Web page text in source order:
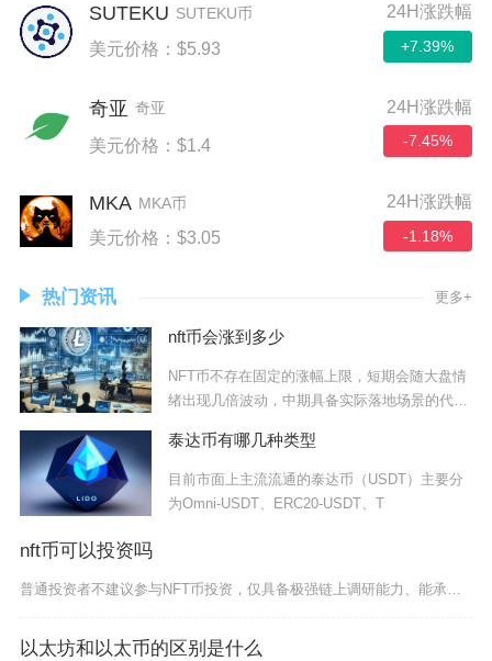
SUTEKU SUTEKU币
美元价格：$5.93
24H涨跌幅
+7.39%
奇亚 奇亚
美元价格：$1.4
24H涨跌幅
-7.45%
MKA MKA币
美元价格：$3.05
24H涨跌幅
-1.18%
热门资讯 更多+
nft币会涨到多少
NFT币不存在固定的涨幅上限，短期会随大盘情
绪出现几倍波动，中期具备实际落地场景的代币
泰达币有哪几种类型
目前市面上主流流通的泰达币（USDT）主要分
为Omni-USDT、ERC20-USDT、T
nft币可以投资吗
普通投资者不建议参与NFT币投资，仅具备极强链上调研能力、能承受本金全额亏损的专业从业者可
以太坊和以太币的区别是什么